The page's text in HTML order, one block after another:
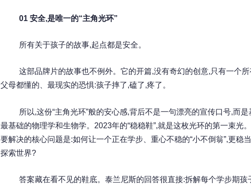
01 安全,是唯一的“主角光环”
所有关于孩子的故事,起点都是安全。
这部品牌片的故事也不例外。它的开篇,没有奇幻的创意,只有一个所
父母都懂的、最现实的恐惧:孩子摔了,磕了,疼了。
所以,这份“主角光环”般的安心感,背后不是一句漂亮的宣传口号,而是
最基础的物理学和生物学。2023年的“稳稳鞋”,就是这枚光环的第一束光
要解决的核心问题是:如何让一个正在学步、重心不稳的“小不倒翁”,更稳
探索世界?
答案藏在看不见的鞋底。泰兰尼斯的回答很直接:拆解每个学步期孩